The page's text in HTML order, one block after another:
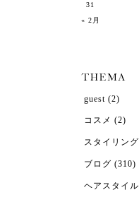
« 2月
31
guest (2)
コスメ (2)
スタイリング
ブログ (310)
ヘアスタイル